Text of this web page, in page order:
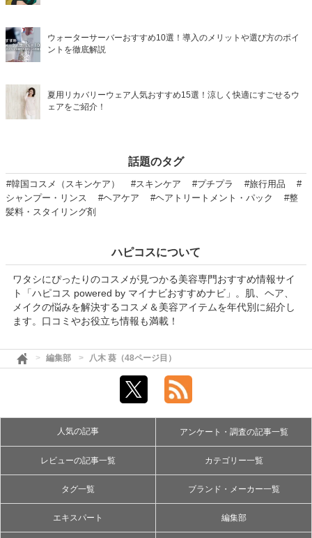
ウォーターサーバーおすすめ10選！導入のメリットや選び方のポイ
ントを徹底解説
夏用リカバリーウェア人気おすすめ15選！涼しく快適にすごせるウ
ェアをご紹介！
話題のタグ
#韓国コスメ（スキンケア） #スキンケア #プチプラ #旅行用品
#
シャンプー・リンス
#ヘアケア #ヘアトリートメント・パック
#整
髪料・スタイリング剤
ハピコスについて
ワタシにぴったりのコスメが見つかる美容専門おすすめ情報サイ
ト「ハピコス powered by マイナビおすすめナビ」。肌、ヘア、
メイクの悩みを解決するコスメ＆美容アイテムを年代別に紹介し
ます。口コミやお役立ち情報も満載！
編集部 八木 葵（48ページ目）
人気の記事 アンケート・調査の記事一覧
レビューの記事一覧 カテゴリー一覧
タグ一覧 ブランド・メーカー一覧
エキスパート 編集部